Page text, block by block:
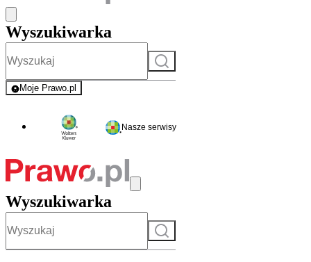
Wyszukiwarka
Szukaj
Moje Prawo.pl
- rejestracja i logowanie do serwisu
Nasze serwisy
Wyszukiwarka
Szukaj